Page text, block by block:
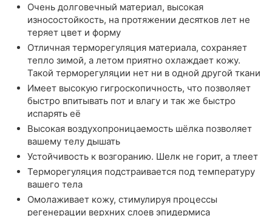
Очень долговечный материал, высокая
износостойкость, на протяжении десятков лет не
теряет цвет и форму
Отличная терморегуляция материала, сохраняет
тепло зимой, а летом приятно охлаждает кожу.
Такой терморегуляции нет ни в одной другой ткани
Имеет высокую гигроскопичность, что позволяет
быстро впитывать пот и влагу и так же быстро
испарять её
Высокая воздухопроницаемость шёлка позволяет
вашему телу дышать
Устойчивость к возгоранию. Шелк не горит, а тлеет
Терморегуляция подстраивается под температуру
вашего тела
Омолаживает кожу, стимулируя процессы
регенерации верхних слоев эпидермиса